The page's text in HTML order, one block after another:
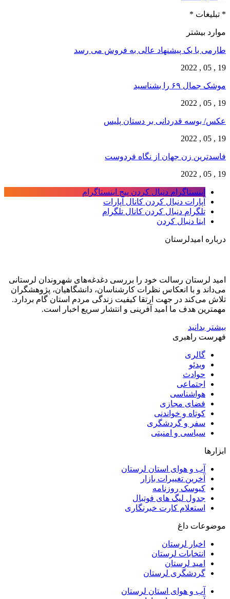
* تبلیغات *
موارد بیشتر
طارمی با یک پیشنهاد عالی به فروش می رسد
19 , 05 , 2022
موشک جمال ۶۹ را بشناسید
19 , 05 , 2022
عکس/ بوسه قدردانی بر دستان پلیس
19 , 05 , 2022
فاسدترین زن جهان از نگاه فردوست
19 , 05 , 2022
اینستاگرام دنبال کردن پیج اینستاگرام
آپارات دنبال کردن کانال آپارات
تلگرام دنبال کردن کانال تلگرام
ایتا دنبال کردن
درباره امیدلرستان
امید لرستان رسالت خود را بررسی دغدغه‌های شهروندان لرستانی
می‌داند و با انعکاس نظرات کارشناسان، دانشگاهیان، پژوهشگران
تلاش می‌کند در جهت ارتقا کیفیت زندگی مردم استان گام بردارد.
مهمترین هدف ما امید آفرینی و انتشار سریع اخبار است.
بیشتر بدانید
فهرست راهبری
گالری
ویدئو
حوادث
اجتماعی
هواشناسی
فضای مجازی
کوتاه و خواندنی
سفر و گردشگری
سیاسی و امنیتی
ابزارها
آب و هوای استان لرستان
آخرین تغییرات بازار
کیوسک روزنامه
جدول لیگ های فوتبال
استعلام کارت خبرنگاری
موضوعات داغ
اخبار لرستان
انتخابات لرستان
امید لرستان
گردشگری لرستان
آب و هوای استان لرستان